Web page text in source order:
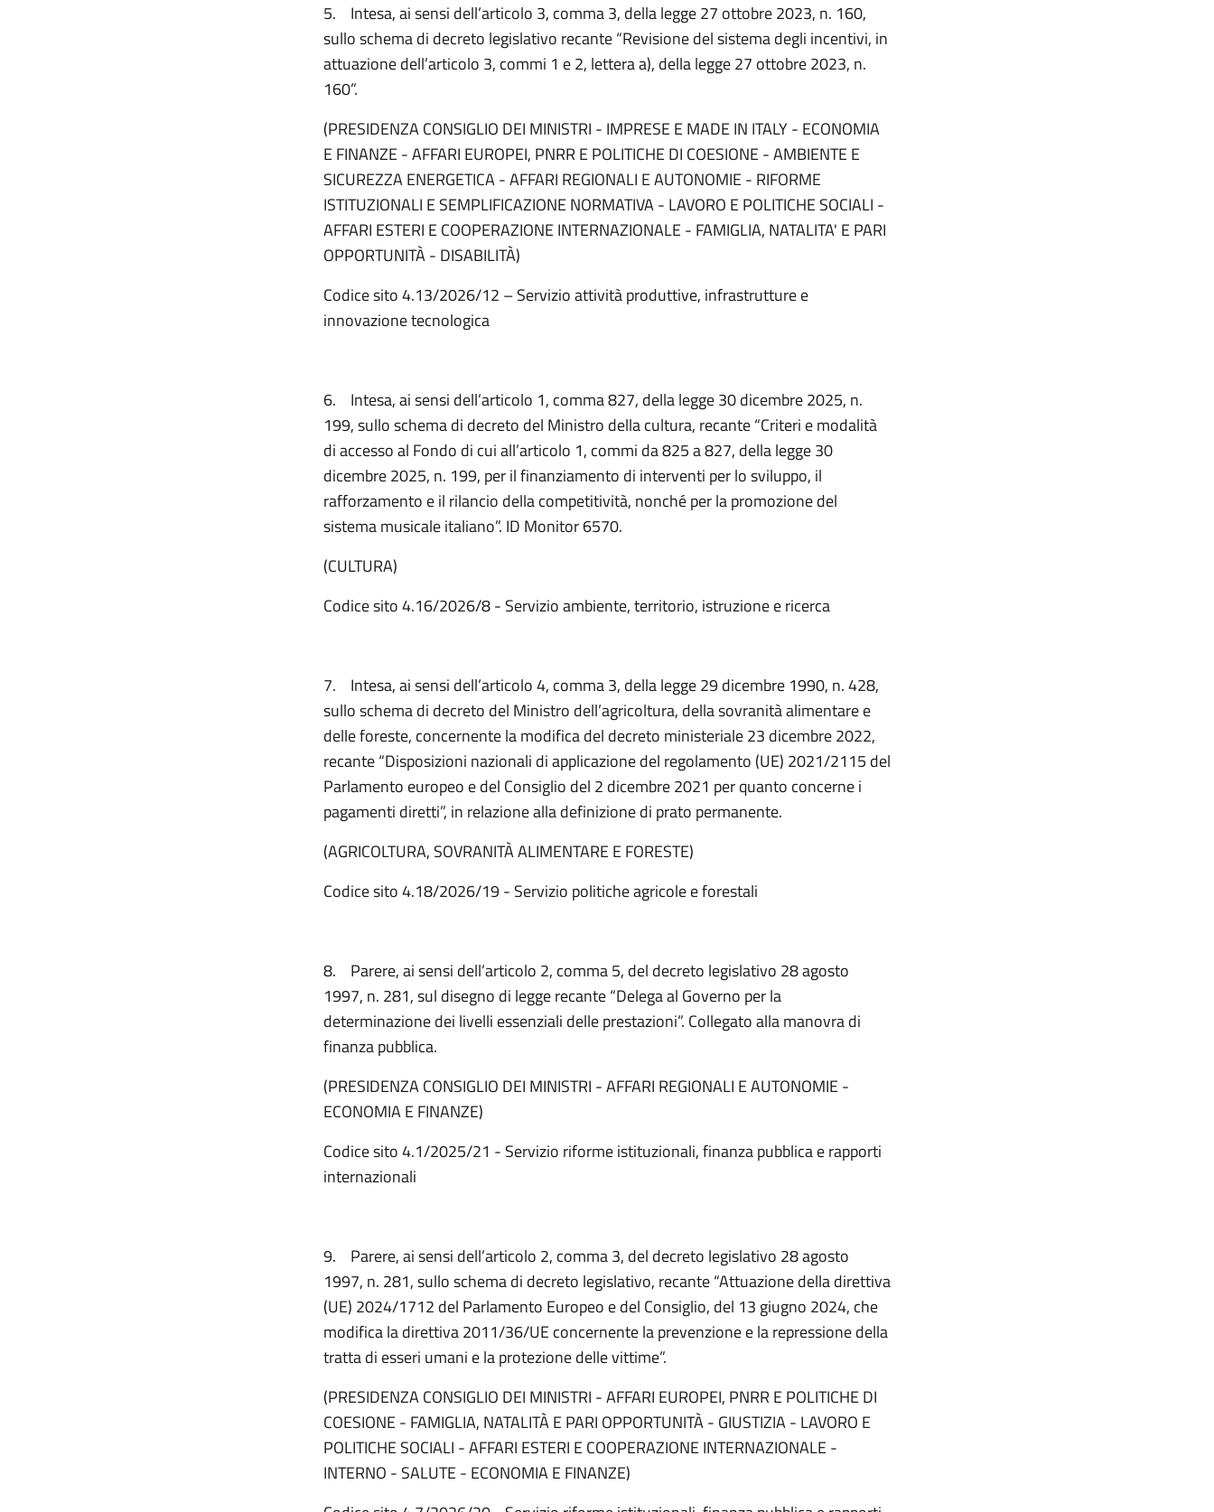
5. Intesa, ai sensi dell’articolo 3, comma 3, della legge 27 ottobre 2023, n. 160,
sullo schema di decreto legislativo recante “Revisione del sistema degli incentivi, in
attuazione dell’articolo 3, commi 1 e 2, lettera a), della legge 27 ottobre 2023, n.
160”.
(PRESIDENZA CONSIGLIO DEI MINISTRI - IMPRESE E MADE IN ITALY - ECONOMIA
E FINANZE - AFFARI EUROPEI, PNRR E POLITICHE DI COESIONE - AMBIENTE E
SICUREZZA ENERGETICA - AFFARI REGIONALI E AUTONOMIE - RIFORME
ISTITUZIONALI E SEMPLIFICAZIONE NORMATIVA - LAVORO E POLITICHE SOCIALI -
AFFARI ESTERI E COOPERAZIONE INTERNAZIONALE - FAMIGLIA, NATALITA' E PARI
OPPORTUNITÀ - DISABILITÀ)
Codice sito 4.13/2026/12 – Servizio attività produttive, infrastrutture e
innovazione tecnologica
6. Intesa, ai sensi dell’articolo 1, comma 827, della legge 30 dicembre 2025, n.
199, sullo schema di decreto del Ministro della cultura, recante “Criteri e modalità
di accesso al Fondo di cui all’articolo 1, commi da 825 a 827, della legge 30
dicembre 2025, n. 199, per il finanziamento di interventi per lo sviluppo, il
rafforzamento e il rilancio della competitività, nonché per la promozione del
sistema musicale italiano”. ID Monitor 6570.
(CULTURA)
Codice sito 4.16/2026/8 - Servizio ambiente, territorio, istruzione e ricerca
7. Intesa, ai sensi dell’articolo 4, comma 3, della legge 29 dicembre 1990, n. 428,
sullo schema di decreto del Ministro dell’agricoltura, della sovranità alimentare e
delle foreste, concernente la modifica del decreto ministeriale 23 dicembre 2022,
recante “Disposizioni nazionali di applicazione del regolamento (UE) 2021/2115 del
Parlamento europeo e del Consiglio del 2 dicembre 2021 per quanto concerne i
pagamenti diretti”, in relazione alla definizione di prato permanente.
(AGRICOLTURA, SOVRANITÀ ALIMENTARE E FORESTE)
Codice sito 4.18/2026/19 - Servizio politiche agricole e forestali
8. Parere, ai sensi dell’articolo 2, comma 5, del decreto legislativo 28 agosto
1997, n. 281, sul disegno di legge recante “Delega al Governo per la
determinazione dei livelli essenziali delle prestazioni”. Collegato alla manovra di
finanza pubblica.
(PRESIDENZA CONSIGLIO DEI MINISTRI - AFFARI REGIONALI E AUTONOMIE -
ECONOMIA E FINANZE)
Codice sito 4.1/2025/21 - Servizio riforme istituzionali, finanza pubblica e rapporti
internazionali
9. Parere, ai sensi dell’articolo 2, comma 3, del decreto legislativo 28 agosto
1997, n. 281, sullo schema di decreto legislativo, recante “Attuazione della direttiva
(UE) 2024/1712 del Parlamento Europeo e del Consiglio, del 13 giugno 2024, che
modifica la direttiva 2011/36/UE concernente la prevenzione e la repressione della
tratta di esseri umani e la protezione delle vittime”.
(PRESIDENZA CONSIGLIO DEI MINISTRI - AFFARI EUROPEI, PNRR E POLITICHE DI
COESIONE - FAMIGLIA, NATALITÀ E PARI OPPORTUNITÀ - GIUSTIZIA - LAVORO E
POLITICHE SOCIALI - AFFARI ESTERI E COOPERAZIONE INTERNAZIONALE -
INTERNO - SALUTE - ECONOMIA E FINANZE)